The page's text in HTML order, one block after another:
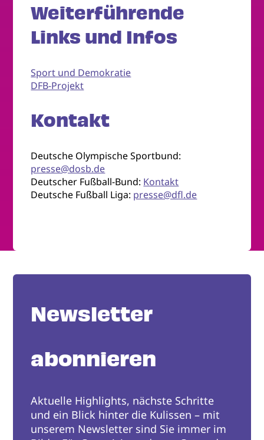
Weiterführende
Links und Infos
Sport und Demokratie
DFB-Projekt
Kontakt
Deutsche Olympische Sportbund:
presse@dosb.de
Deutscher Fußball-Bund: Kontakt
Deutsche Fußball Liga: presse@dfl.de
Newsletter
abonnieren
Aktuelle Highlights, nächste Schritte
und ein Blick hinter die Kulissen – mit
unserem Newsletter sind Sie immer im